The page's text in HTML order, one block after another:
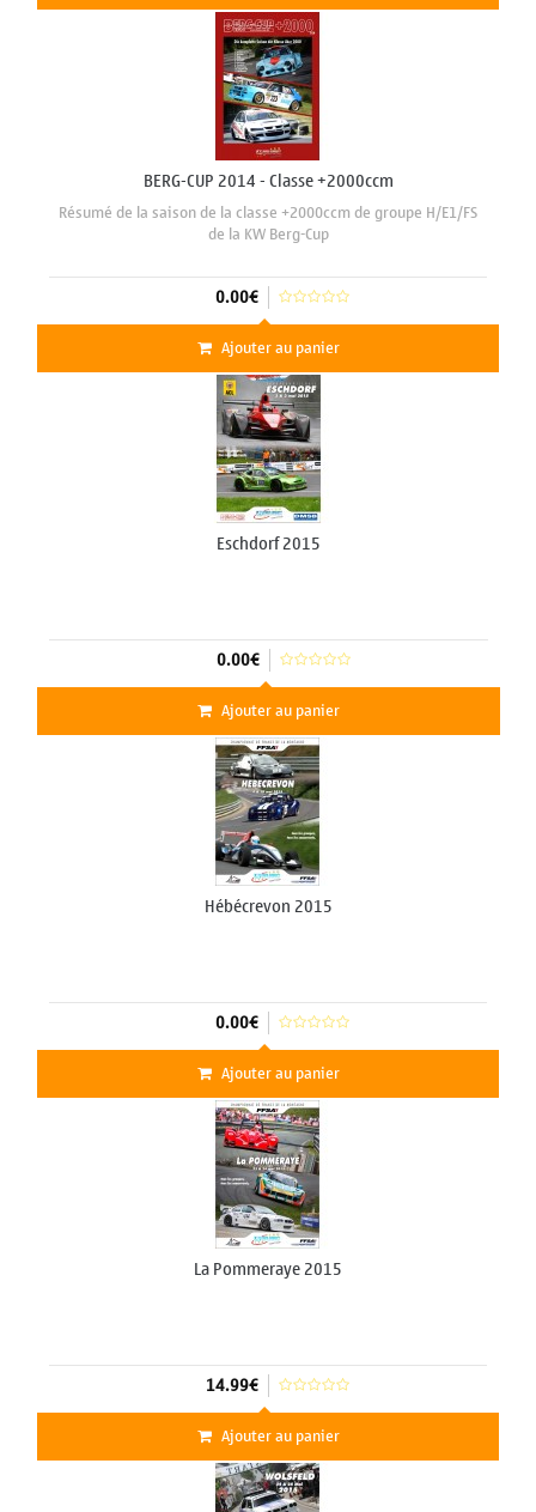
BERG-CUP 2014 - Classe +2000ccm
Résumé de la saison de la classe +2000ccm de groupe H/E1/FS
de la KW Berg-Cup
0.00€
Ajouter au panier
Eschdorf 2015
0.00€
Ajouter au panier
Hébécrevon 2015
0.00€
Ajouter au panier
La Pommeraye 2015
14.99€
Ajouter au panier